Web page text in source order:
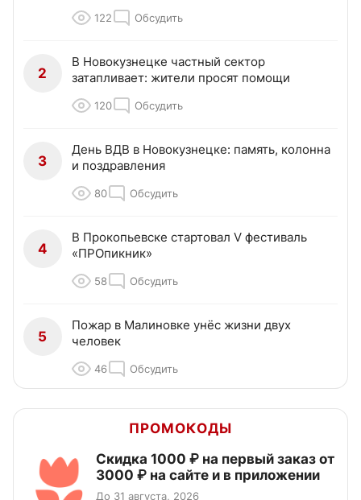
122 Обсудить
2
В Новокузнецке частный сектор
затапливает: жители просят помощи
120 Обсудить
3
День ВДВ в Новокузнецке: память, колонна
и поздравления
80 Обсудить
4
В Прокопьевске стартовал V фестиваль
«ПРОпикник»
58 Обсудить
5
Пожар в Малиновке унёс жизни двух
человек
46 Обсудить
ПРОМОКОДЫ
Скидка 1000 ₽ на первый заказ от
3000 ₽ на сайте и в приложении
До 31 августа, 2026